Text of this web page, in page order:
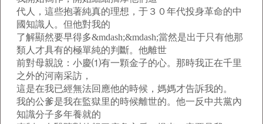
代人，這些抱著純真的理想，于３０年代投身革命的中
國知識人。但他對我的
了解顯然要早得多&mdash;&mdash;當然是出于只有他那
類人才具有的極單純的判斷。他離世
前對母親說：小慶⑴有一顆金子的心。那時我正在千里
之外的河南采訪，
這是在我已經無法回應他的時候，媽媽才告訴我的。
我的公爹是我在監獄里的時候離世的。他一反中共黨內
知識分子多年養就的